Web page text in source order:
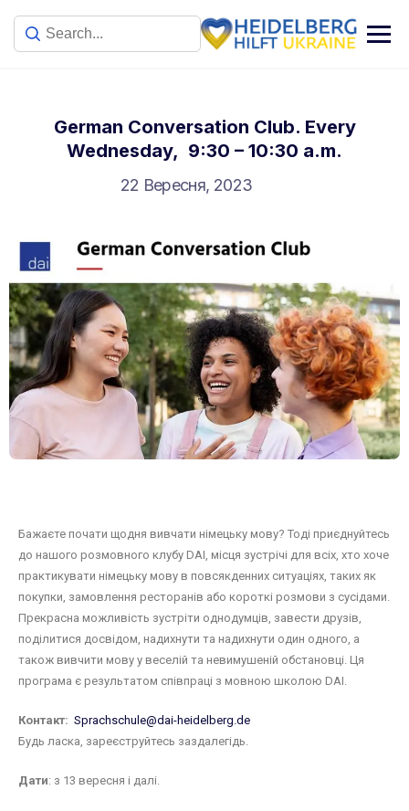
German Conversation Club. Every
Wednesday, 9:30 – 10:30 a.m.
22 Вересня, 2023
Бажаєте почати щодня вивчати німецьку мову? Тоді приєднуйтесь
до нашого розмовного клубу DAI, місця зустрічі для всіх, хто хоче
практикувати німецьку мову в повсякденних ситуаціях, таких як
покупки, замовлення ресторанів або короткі розмови з сусідами.
Прекрасна можливість зустріти однодумців, завести друзів,
поділитися досвідом, надихнути та надихнути один одного, а
також вивчити мову у веселій та невимушеній обстановці. Ця
програма є результатом співпраці з мовною школою DAI.
Контакт: Sprachschule@dai-heidelberg.de
Будь ласка, зареєструйтесь заздалегідь.
Дати: з 13 вересня і далі.